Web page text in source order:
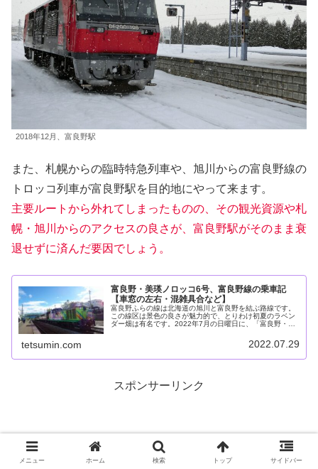
2018年12月、富良野駅
また、札幌からの臨時特急列車や、旭川からの富良野線の
トロッコ列車が富良野駅を目的地にやって来ます。
主要ルートから外れてしまったものの、その観光資源や札
幌・旭川からのアクセスの良さが、富良野駅がそのまま衰
退せずに済んだ要因でしょう。
富良野・美瑛ノロッコ6号、富良野線の乗車記
【車窓の左右・混雑具合など】
富良野ふらの線は北海道の旭川と富良野を結ぶ路線です。
この線区は景色の良さが魅力的で、とりわけ初夏のラベン
ダー畑は有名です。2022年7月の日曜日に、「富良野・美
tetsumin.com 2022.07.29
スポンサーリンク
メニュー ホーム 検索 トップ サイドバー